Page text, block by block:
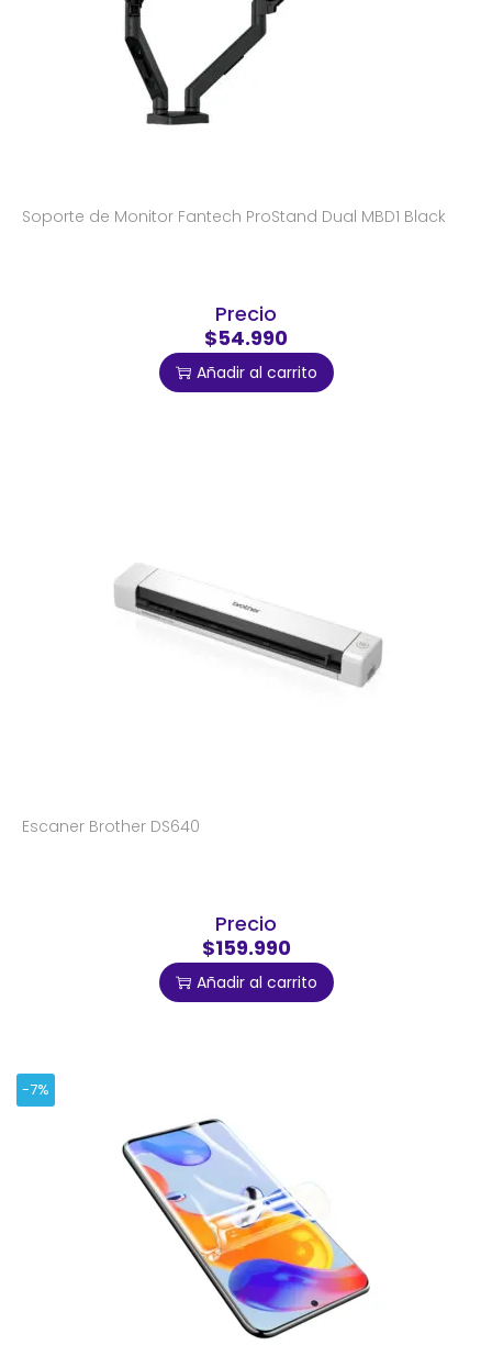
Soporte de Monitor Fantech ProStand Dual MBD1 Black
Precio
$54.990
Añadir al carrito
Escaner Brother DS640
Precio
$159.990
Añadir al carrito
-7%